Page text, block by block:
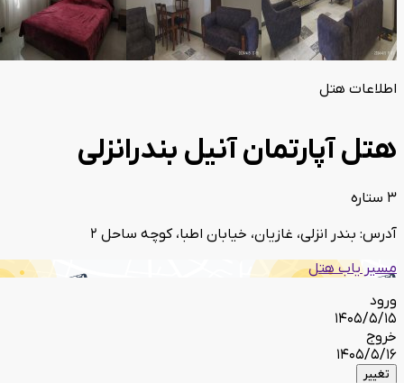
اطلاعات هتل
هتل آپارتمان آنیل بندرانزلی
3 ستاره
آدرس: بندر انزلی، غازیان، خیابان اطبا، کوچه ساحل 2
مسیر یاب هتل
ورود
1405/5/15
خروج
1405/5/16
تغییر